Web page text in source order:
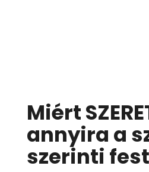
Miért
annyira a
szerinti